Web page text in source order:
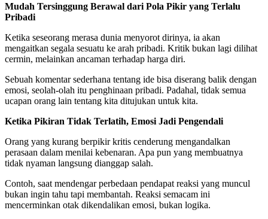
Mudah Tersinggung Berawal dari Pola Pikir yang Terlalu
Pribadi
Ketika seseorang merasa dunia menyorot dirinya, ia akan
mengaitkan segala sesuatu ke arah pribadi. Kritik bukan lagi dilihat
cermin, melainkan ancaman terhadap harga diri.
Sebuah komentar sederhana tentang ide bisa diserang balik dengan
emosi, seolah-olah itu penghinaan pribadi. Padahal, tidak semua
ucapan orang lain tentang kita ditujukan untuk kita.
Ketika Pikiran Tidak Terlatih, Emosi Jadi Pengendali
Orang yang kurang berpikir kritis cenderung mengandalkan
perasaan dalam menilai kebenaran. Apa pun yang membuatnya
tidak nyaman langsung dianggap salah.
Contoh, saat mendengar perbedaan pendapat reaksi yang muncul
bukan ingin tahu tapi membantah. Reaksi semacam ini
mencerminkan otak dikendalikan emosi, bukan logika.